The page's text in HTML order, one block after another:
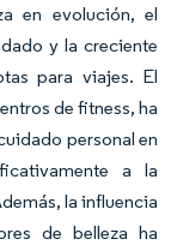
en evolución, el
y la creciente
para viajes. El
de fitness, ha
personal en
a la
la influencia
de belleza ha